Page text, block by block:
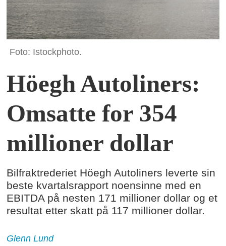
Foto: Istockphoto.
Höegh Autoliners:
Omsatte for 354
millioner dollar
Bilfraktrederiet Höegh Autoliners leverte sin
beste kvartalsrapport noensinne med en
EBITDA på nesten 171 millioner dollar og et
resultat etter skatt på 117 millioner dollar.
Glenn Lund